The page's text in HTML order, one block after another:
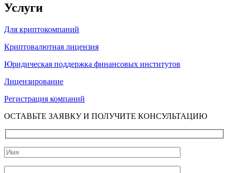
Услуги
Для криптокомпаний
Криптовалютная лицензия
Юридическая поддержка финансовых институтов
Лицензирование
Регистрация компаний
ОСТАВЬТЕ ЗАЯВКУ И ПОЛУЧИТЕ КОНСУЛЬТАЦИЮ